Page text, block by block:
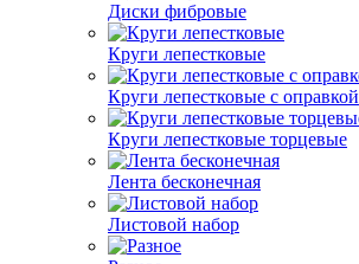
Диски фибровые
Круги лепестковые
Круги лепестковые с оправкой
Круги лепестковые торцевые
Лента бесконечная
Листовой набор